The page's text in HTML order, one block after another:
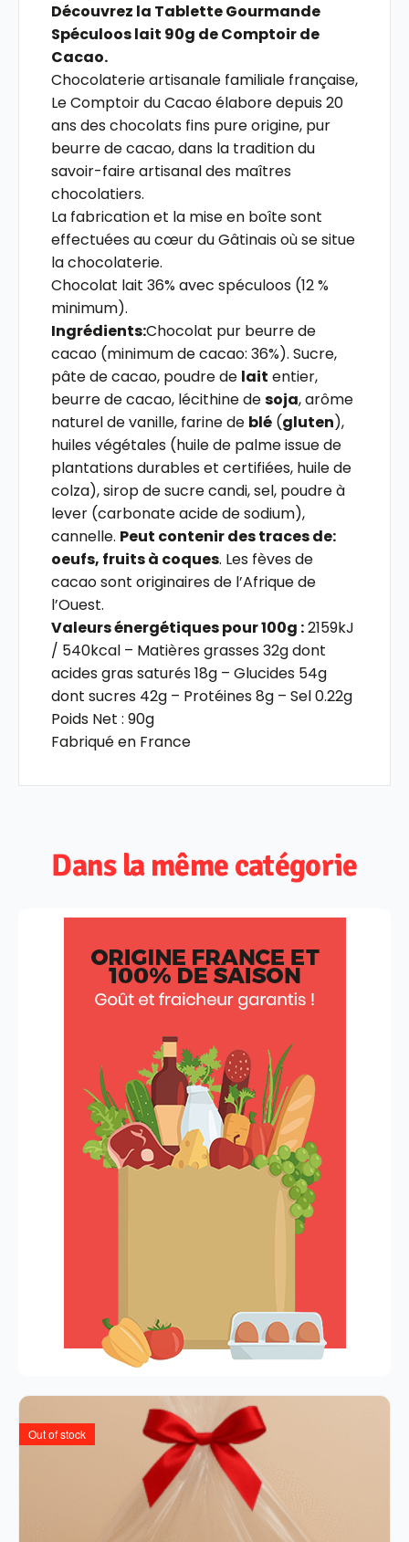
Découvrez la Tablette Gourmande
Spéculoos lait 90g de Comptoir de
Cacao.
Chocolaterie artisanale familiale française,
Le Comptoir du Cacao élabore depuis 20
ans des chocolats fins pure origine, pur
beurre de cacao, dans la tradition du
savoir-faire artisanal des maîtres
chocolatiers.
La fabrication et la mise en boîte sont
effectuées au cœur du Gâtinais où se situe
la chocolaterie.
Chocolat lait 36% avec spéculoos (12 %
minimum).
Ingrédients:Chocolat pur beurre de
cacao (minimum de cacao: 36%). Sucre,
pâte de cacao, poudre de lait entier,
beurre de cacao, lécithine desoja, arôme
naturel de vanille, farine de blé (gluten),
huiles végétales (huile de palme issue de
plantations durables et certifiées, huile de
colza), sirop de sucre candi, sel, poudre à
lever (carbonate acide de sodium),
cannelle. Peut contenir des traces de:
oeufs, fruits à coques. Les fèves de
cacao sont originaires de l’Afrique de
l’Ouest.
Valeurs énergétiques pour 100g :2159kJ
/ 540kcal – Matières grasses 32g dont
acides gras saturés 18g – Glucides 54g
dont sucres 42g – Protéines 8g – Sel 0.22g
Poids Net : 90g
Fabriqué en France
Dans la même catégorie
Out of stock